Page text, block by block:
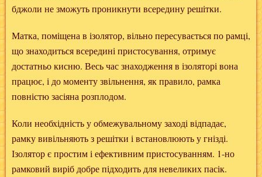
бджоли не зможуть проникнути всередину решітки.
Матка, поміщена в ізолятор, вільно пересувається по рамці,
що знаходиться всередині пристосування, отримує
достатньо кисню. Весь час знаходження в ізоляторі вона
працює, і до моменту звільнення, як правило, рамка
повністю засіяна розплодом.
Коли необхідність у обмежувальному заході відпадає,
рамку вивільняють з решітки і встановлюють у гнізді.
Ізолятор є простим і ефективним пристосуванням. 1-но
рамковий виріб добре підходить для невеликих пасік.